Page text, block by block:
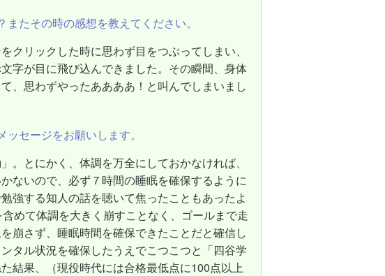
たその時の感想を教えてください。
クリックした時に思わず目をつぶってしまい、
字が目に飛び込んできました。その瞬間、身体
、思わずやったああああ！と叫んでしまいまし
セージをお願いします。
。とにかく、体調を万全にしておかなければ、
ないので、必ず７時間の睡眠を確保するように
強する知人の話を聴いて焦ったこともあったよ
めて体調を大きく崩すことなく、ゴールまで走
崩さず、睡眠時間を確保できたことだと確信し
タル状況を確保したうえでこつこつと「四谷学
結果、（現役時代には合格最低点に100点以上